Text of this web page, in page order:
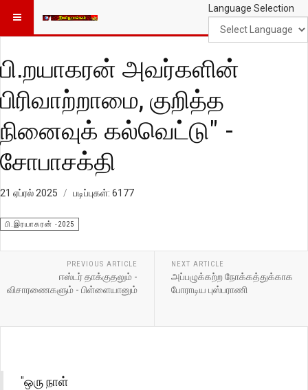
Language Selection
பி.றயாகரன் அவர்களின்
பிரிவாற்றாமை, குறித்த
நினைவுக் கல்வெட்டு" -
சோபாசக்தி
21 ஏப்ரல் 2025 படிப்புகள்: 6177
பி.இரயாகரன் -2025
PREVIOUS ARTICLE
ஈஸ்டர் தாக்குதலும் -
விசாரணைகளும் - பிள்ளையானும்
NEXT ARTICLE
அப்பழுக்கற்ற நோக்கத்துக்காக
போராடிய புஸ்பராணி
"ஒரு நாள்